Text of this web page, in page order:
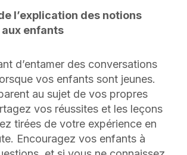
l’explication des notions
enfants
d’entamer des conversations
vos enfants sont jeunes.
au sujet de vos propres
vos réussites et les leçons
tirées de votre expérience en
Encouragez vos enfants à